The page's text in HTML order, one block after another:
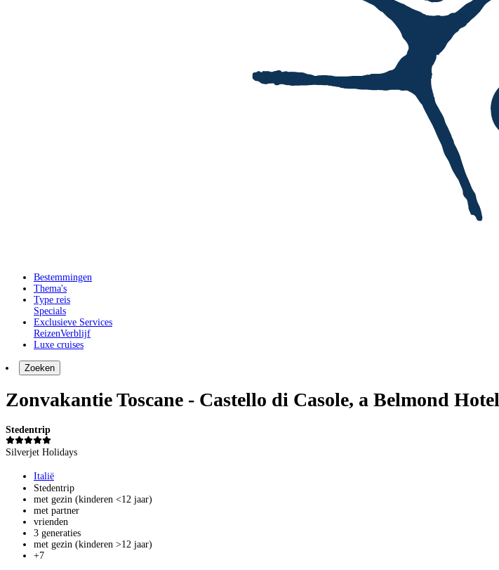
Bestemmingen
Thema's
Type reis
Specials
Exclusieve Services
ReizenVerblijf
Luxe cruises
Zoeken
Zonvakantie Toscane - Castello di Casole, a Belmond Hotel
Stedentrip
Silverjet Holidays
Italië
Stedentrip
met gezin (kinderen <12 jaar)
met partner
vrienden
3 generaties
met gezin (kinderen >12 jaar)
+7